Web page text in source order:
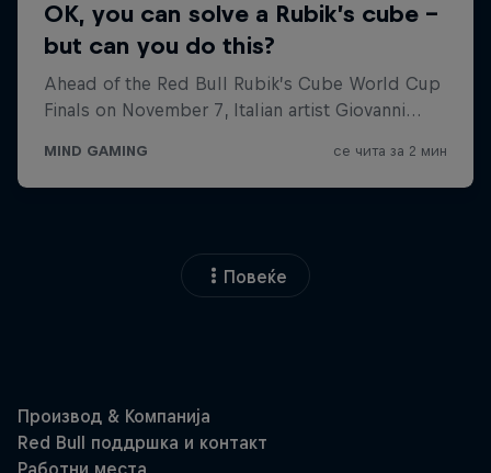
Повеќе